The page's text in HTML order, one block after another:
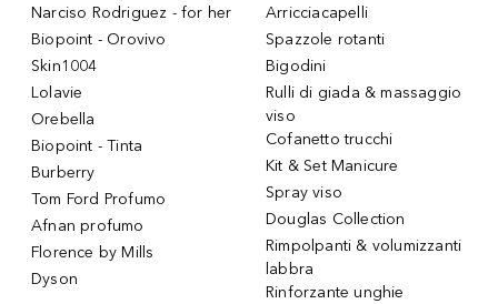
Narciso Rodriguez - for her
Biopoint - Orovivo
Skin1004
Lolavie
Orebella
Biopoint - Tinta
Burberry
Tom Ford Profumo
Afnan profumo
Florence by Mills
Dyson
Arricciacapelli
Spazzole rotanti
Bigodini
Rulli di giada & massaggio
viso
Cofanetto trucchi
Kit & Set Manicure
Spray viso
Douglas Collection
Rimpolpanti & volumizzanti
labbra
Rinforzante unghie